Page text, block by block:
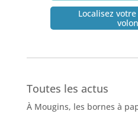
Localisez
Toutes les actus
À Mougins, les bornes à